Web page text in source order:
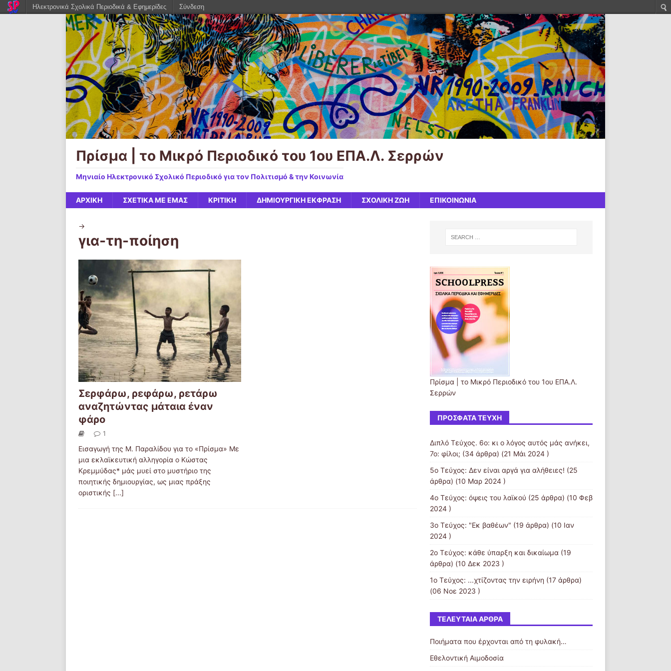
Πρίσμα | το Μικρό Περιοδικό του 1ου ΕΠΑ.Λ. Σερρών
Μηνιαίο Ηλεκτρονικό Σχολικό Περιοδικό για τον Πολιτισμό & την Κοινωνία
ΑΡΧΙΚΉ ΣΧΕΤΙΚΆ ΜΕ ΕΜΆΣ ΚΡΙΤΙΚΉ ΔΗΜΙΟΥΡΓΙΚΉ ΈΚΦΡΑΣΗ ΣΧΟΛΙΚΉ ΖΩΉ ΕΠΙΚΟΙΝΩΝΙΑ
->
για-τη-ποίηση
Σερφάρω, ρεφάρω, ρετάρω
αναζητώντας μάταια έναν
φάρο
1
Εισαγωγή της Μ. Παραλίδου για το «Πρίσμα» Με
μια εκλαϊκευτική αλληγορία ο Κώστας
Κρεμμύδας* μάς μυεί στο μυστήριο της
ποιητικής δημιουργίας, ως μιας πράξης
οριστικής [...]
Πρίσμα | το Μικρό Περιοδικό του 1ου ΕΠΑ.Λ.
Σερρών
ΠΡΌΣΦΑΤΑ ΤΕΎΧΗ
Διπλό Τεύχος. 6ο: κι ο λόγος αυτός μάς ανήκει,
7ο: φίλοι; (34 άρθρα) (21 Μάι 2024 )
5o Τεύχος: Δεν είναι αργά για αλήθειες! (25
άρθρα) (10 Μαρ 2024 )
4ο Τεύχος: όψεις του λαϊκού (25 άρθρα) (10 Φεβ
2024 )
3o Τεύχος: "Εκ βαθέων" (19 άρθρα) (10 Ιαν
2024 )
2ο Τεύχος: κάθε ύπαρξη και δικαίωμα (19
άρθρα) (10 Δεκ 2023 )
1ο Τεύχος: ...χτίζοντας την ειρήνη (17 άρθρα)
(06 Νοε 2023 )
ΤΕΛΕΥΤΑΊΑ ΆΡΘΡΑ
Ποιήματα που έρχονται από τη φυλακή…
Εθελοντική Αιμοδοσία
Ηλεκτρονικά Σχολικά Περιοδικά & Εφημερίδες Σύνδεση